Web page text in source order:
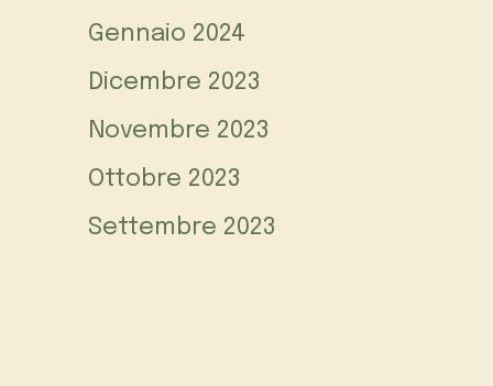
Gennaio 2024
Dicembre 2023
Novembre 2023
Ottobre 2023
Settembre 2023